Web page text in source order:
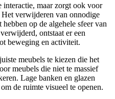
interactie, maar zorgt ook voor
verwijderen van onnodige
op de algehele sfeer van
ontstaat er een
beweging en activiteit.
meubels te kiezen die het
meubels die niet te massief
Lage banken en glazen
de ruimte visueel te openen.